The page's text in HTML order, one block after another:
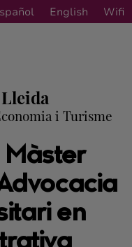
English Wifi
i Turisme
Màster
en